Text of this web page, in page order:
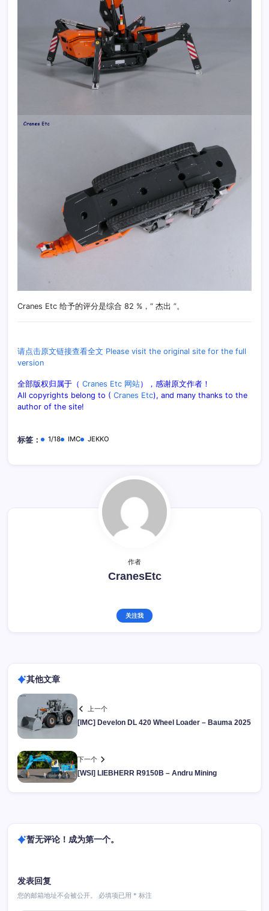
Cranes Etc 给予的评分是综合 82 %，“ 杰出 ”。
请点击原文链接查看全文 Please visit the original site for the full
version
全部版权归属于（ Cranes Etc 网站），感谢原文作者！
All copyrights belong to ( Cranes Etc), and many thanks to the
author of the site!
标签： 1/18 IMC JEKKO
作者
CranesEtc
关注我
其他文章
上一个
[IMC] Develon DL 420 Wheel Loader – Bauma 2025
下一个
[WSI] LIEBHERR R9150B – Andru Mining
暂无评论！成为第一个。
发表回复
您的邮箱地址不会被公开。 必填项已用 * 标注